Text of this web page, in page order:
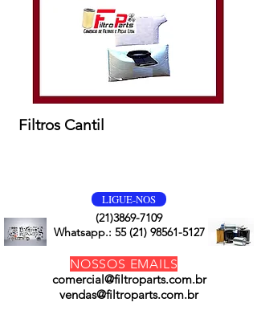
Filtros Cantil
LIGUE-NOS
(21)3869-7109
Whatsapp.: 55 (21) 98561-5127
NOSSOS EMAILS
comercial@filtroparts.com.br
vendas@filtroparts.com.br